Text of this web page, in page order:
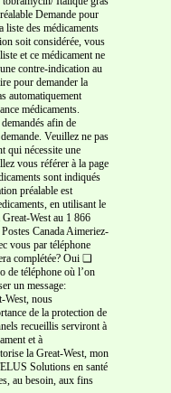
Demande pour
liste des médicaments
soit considérée, vous
et ce médicament ne
contre-indication au
pour demander la
automatiquement
médicaments.
afin de
Veuillez ne pas
qui nécessite une
vous référer à la page
sont indiqués
préalable est
en utilisant le
West au 1 866
Canada Aimeriez-
vous par téléphone
complétée? Oui ❑
téléphone où l’on
un message:
West, nous
de la protection de
recueillis serviront à
et à
la Great-West, mon
Solutions en santé
au besoin, aux fins